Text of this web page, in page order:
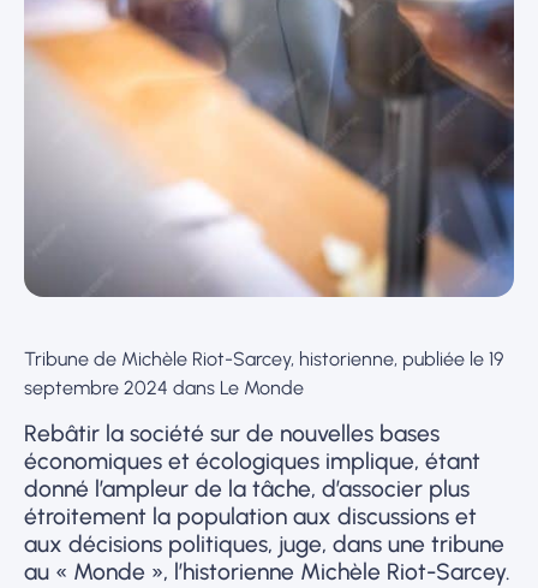
Tribune de Michèle Riot-Sarcey, historienne, publiée le 19
septembre 2024 dans Le Monde
Rebâtir la société sur de nouvelles bases
économiques et écologiques implique, étant
donné l’ampleur de la tâche, d’associer plus
étroitement la population aux discussions et
aux décisions politiques, juge, dans une tribune
au « Monde », l’historienne Michèle Riot-Sarcey.